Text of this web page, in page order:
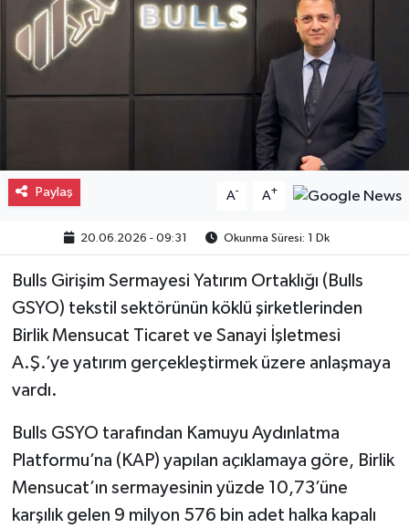
Paylaş A- A+
20.06.2026 - 09:31 Okunma Süresi: 1 Dk
Bulls Girişim Sermayesi Yatırım Ortaklığı (Bulls
GSYO) tekstil sektörünün köklü şirketlerinden
Birlik Mensucat Ticaret ve Sanayi İşletmesi
A.Ş.’ye yatırım gerçekleştirmek üzere anlaşmaya
vardı.
Bulls GSYO tarafından Kamuyu Aydınlatma
Platformu’na (KAP) yapılan açıklamaya göre, Birlik
Mensucat’ın sermayesinin yüzde 10,73’üne
karşılık gelen 9 milyon 576 bin adet halka kapalı
Spor
Eğitim